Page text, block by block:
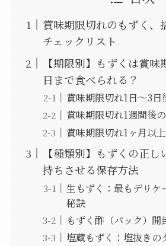
賞味期限切れのもずく、
チェックリスト
【期限別】もずくは賞
日まで食べられる？
賞味期限切れ1日～3日
賞味期限切れ1週間後
賞味期限切れ1ヶ月以
【種類別】もずくの正
持ちさせる保存方法
生もずく：最もデリケ
秘訣
もずく酢（パック）開
塩蔵もずく：塩抜きの